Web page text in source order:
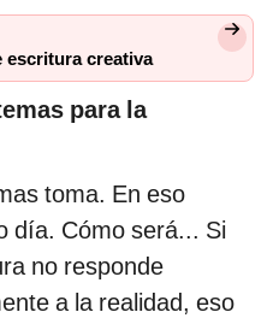
escritura creativa
para la
toma. En eso
día. Cómo será... Si
no responde
a la realidad, eso